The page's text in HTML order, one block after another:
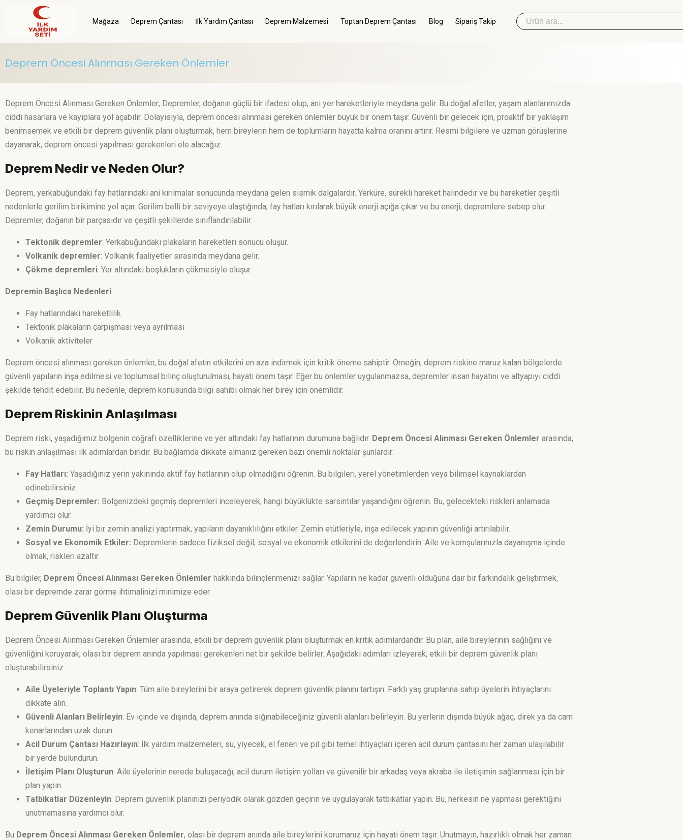
Mağaza Deprem Çantası İlk Yardım Çantası Deprem Malzemesi Toptan Deprem Çantası Blog Sipariş Takip
Deprem Öncesi Alınması Gereken Önlemler
Deprem Öncesi Alınması Gereken Önlemler; Depremler, doğanın güçlü bir ifadesi olup, ani yer hareketleriyle meydana gelir. Bu doğal afetler, yaşam alanlarımızda
ciddi hasarlara ve kayıplara yol açabilir. Dolayısıyla, deprem öncesi alınması gereken önlemler büyük bir önem taşır. Güvenli bir gelecek için, proaktif bir yaklaşım
benimsemek ve etkili bir deprem güvenlik planı oluşturmak, hem bireylerin hem de toplumların hayatta kalma oranını artırır. Resmi bilgilere ve uzman görüşlerine
dayanarak, deprem öncesi yapılması gerekenleri ele alacağız.
Deprem Nedir ve Neden Olur?
Deprem, yerkabuğundaki fay hatlarındaki ani kırılmalar sonucunda meydana gelen sismik dalgalardır. Yerküre, sürekli hareket halindedir ve bu hareketler çeşitli
nedenlerle gerilim birikimine yol açar. Gerilim belli bir seviyeye ulaştığında, fay hatları kırılarak büyük enerji açığa çıkar ve bu enerji, depremlere sebep olur.
Depremler, doğanın bir parçasıdır ve çeşitli şekillerde sınıflandırılabilir:
Tektonik depremler: Yerkabuğundaki plakaların hareketleri sonucu oluşur.
Volkanik depremler: Volkanik faaliyetler sırasında meydana gelir.
Çökme depremleri: Yer altındaki boşlukların çökmesiyle oluşur.
Depremin Başlıca Nedenleri:
Fay hatlarındaki hareketlilik
Tektonik plakaların çarpışması veya ayrılması
Volkanik aktiviteler
Deprem öncesi alınması gereken önlemler, bu doğal afetin etkilerini en aza indirmek için kritik öneme sahiptir. Örneğin, deprem riskine maruz kalan bölgelerde
güvenli yapıların inşa edilmesi ve toplumsal bilinç oluşturulması, hayati önem taşır. Eğer bu önlemler uygulanmazsa, depremler insan hayatını ve altyapıyı ciddi
şekilde tehdit edebilir. Bu nedenle, deprem konusunda bilgi sahibi olmak her birey için önemlidir.
Deprem Riskinin Anlaşılması
Deprem riski, yaşadığımız bölgenin coğrafi özelliklerine ve yer altındaki fay hatlarının durumuna bağlıdır. Deprem Öncesi Alınması Gereken Önlemler arasında,
bu riskin anlaşılması ilk adımlardan biridir. Bu bağlamda dikkate almanız gereken bazı önemli noktalar şunlardır:
Fay Hatları: Yaşadığınız yerin yakınında aktif fay hatlarının olup olmadığını öğrenin. Bu bilgileri, yerel yönetimlerden veya bilimsel kaynaklardan
edinebilirsiniz.
Geçmiş Depremler: Bölgenizdeki geçmiş depremleri inceleyerek, hangi büyüklükte sarsıntılar yaşandığını öğrenin. Bu, gelecekteki riskleri anlamada
yardımcı olur.
Zemin Durumu: İyi bir zemin analizi yaptırmak, yapıların dayanıklılığını etkiler. Zemin etütleriyle, inşa edilecek yapının güvenliği artırılabilir.
Sosyal ve Ekonomik Etkiler: Depremlerin sadece fiziksel değil, sosyal ve ekonomik etkilerini de değerlendirin. Aile ve komşularınızla dayanışma içinde
olmak, riskleri azaltır.
Bu bilgiler, Deprem Öncesi Alınması Gereken Önlemler hakkında bilinçlenmenizi sağlar. Yapıların ne kadar güvenli olduğuna dair bir farkındalık geliştirmek,
olası bir depremde zarar görme ihtimalinizi minimize eder.
Deprem Güvenlik Planı Oluşturma
Deprem Öncesi Alınması Gereken Önlemler arasında, etkili bir deprem güvenlik planı oluşturmak en kritik adımlardandır. Bu plan, aile bireylerinin sağlığını ve
güvenliğini koruyarak, olası bir deprem anında yapılması gerekenleri net bir şekilde belirler. Aşağıdaki adımları izleyerek, etkili bir deprem güvenlik planı
oluşturabilirsiniz:
Aile Üyeleriyle Toplantı Yapın: Tüm aile bireylerini bir araya getirerek deprem güvenlik planını tartışın. Farklı yaş gruplarına sahip üyelerin ihtiyaçlarını
dikkate alın.
Güvenli Alanları Belirleyin: Ev içinde ve dışında, deprem anında sığınabileceğiniz güvenli alanları belirleyin. Bu yerlerin dışında büyük ağaç, direk ya da cam
kenarlarından uzak durun.
Acil Durum Çantası Hazırlayın: İlk yardım malzemeleri, su, yiyecek, el feneri ve pil gibi temel ihtiyaçları içeren acil durum çantasını her zaman ulaşılabilir
bir yerde bulundurun.
İletişim Planı Oluşturun: Aile üyelerinin nerede buluşacağı, acil durum iletişim yolları ve güvenilir bir arkadaş veya akraba ile iletişimin sağlanması için bir
plan yapın.
Tatbikatlar Düzenleyin: Deprem güvenlik planınızı periyodik olarak gözden geçirin ve uygulayarak tatbikatlar yapın. Bu, herkesin ne yapması gerektiğini
unutmamasına yardımcı olur.
Bu Deprem Öncesi Alınması Gereken Önlemler, olası bir deprem anında aile bireylerini korumanız için hayati önem taşır. Unutmayın, hazırlıklı olmak her zaman
Menü
Genel
Deprem Çantası
İlk Yardım Çantası
Okul Deprem Çantası